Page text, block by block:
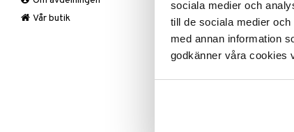
sociala medier och
till de sociala medier
med annan information
godkänner våra cookies
Ingredienser
Inulin (från cikoriarot
(Oliv.) Diels), vitamin C
vitamin B6
Läppar
Bad, dusch & tvål
Mun & tänder
Kvinna
Vår butik